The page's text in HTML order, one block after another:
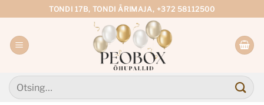
to
TONDI 17B, TONDI ÄRIMAJA, +372 58112500
Otsi: